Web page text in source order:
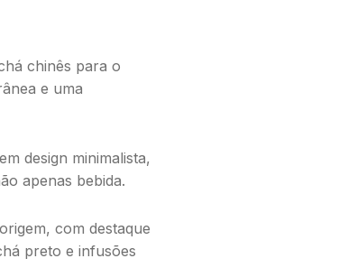
chinês para o
e uma
design minimalista,
apenas bebida.
com destaque
preto e infusões